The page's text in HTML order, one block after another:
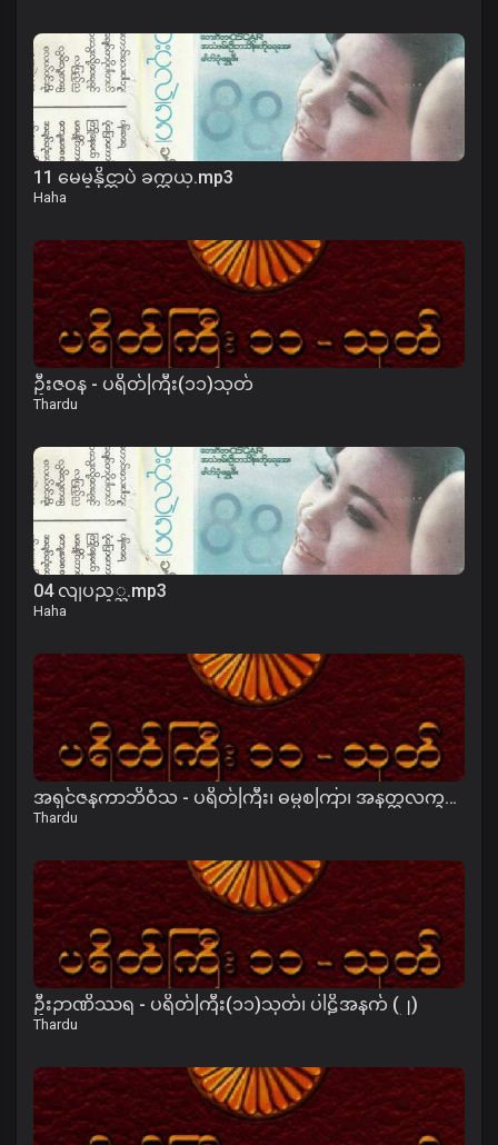
11 မေမ့နိုင္တာပဲ ခက္တယ္.mp3
Haha
ဦးဇဝန - ပရိတ်ကြီး(၁၁)သုတ်
Thardu
04 လျပည့္ည.mp3
Haha
အရှင်ဇနကာဘိဝံသ - ပရိတ်ကြီး၊ ဓမ္မစကြာ၊ အနတ္တလက္ခဏသုတ်
Thardu
ဦးဉာဏိဿရ - ပရိတ်ကြီး(၁၁)သုတ်၊ ပါဠိအနက် (၂)
Thardu